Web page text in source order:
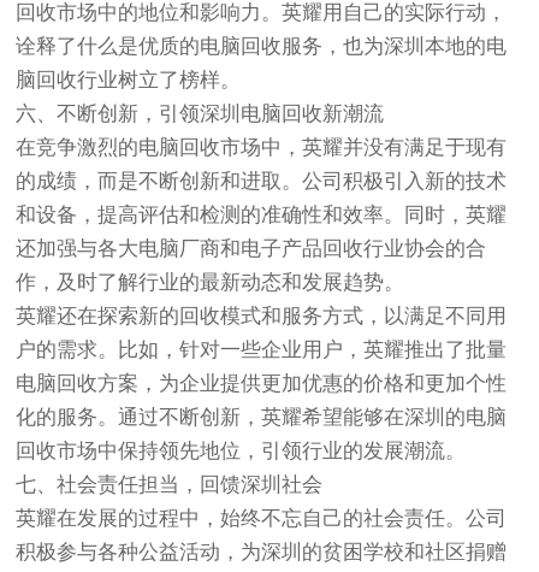
回收市场中的地位和影响力。英耀用自己的实际行动，
诠释了什么是优质的电脑回收服务，也为深圳本地的电
脑回收行业树立了榜样。
六、不断创新，引领深圳电脑回收新潮流
在竞争激烈的电脑回收市场中，英耀并没有满足于现有
的成绩，而是不断创新和进取。公司积极引入新的技术
和设备，提高评估和检测的准确性和效率。同时，英耀
还加强与各大电脑厂商和电子产品回收行业协会的合
作，及时了解行业的最新动态和发展趋势。
英耀还在探索新的回收模式和服务方式，以满足不同用
户的需求。比如，针对一些企业用户，英耀推出了批量
电脑回收方案，为企业提供更加优惠的价格和更加个性
化的服务。通过不断创新，英耀希望能够在深圳的电脑
回收市场中保持领先地位，引领行业的发展潮流。
七、社会责任担当，回馈深圳社会
英耀在发展的过程中，始终不忘自己的社会责任。公司
积极参与各种公益活动，为深圳的贫困学校和社区捐赠